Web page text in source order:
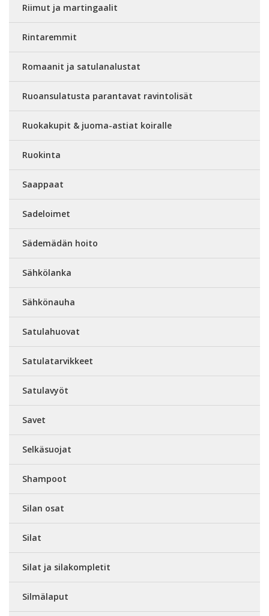
Riimut ja martingaalit
Rintaremmit
Romaanit ja satulanalustat
Ruoansulatusta parantavat ravintolisät
Ruokakupit & juoma-astiat koiralle
Ruokinta
Saappaat
Sadeloimet
Sädemädän hoito
Sähkölanka
Sähkönauha
Satulahuovat
Satulatarvikkeet
Satulavyöt
Savet
Selkäsuojat
Shampoot
Silan osat
Silat
Silat ja silakompletit
Silmälaput